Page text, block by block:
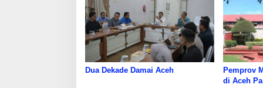
Dua Dekade Damai Aceh
Pemprov
di Aceh